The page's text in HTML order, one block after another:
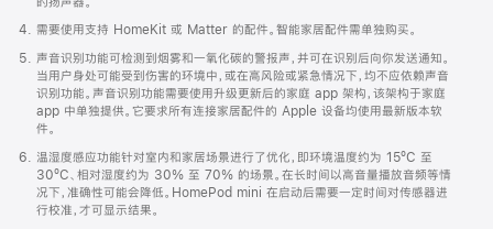
需要使用支持 HomeKit 或 Matter 的配件。智能家居配件需单独购买。
声音识别功能可检测到烟雾和一氧化碳的警报声，并可在识别后向你发送通知。
当用户身处可能受到伤害的环境中，或在高风险或紧急情况下，均不应依赖声音
识别功能。声音识别功能需要使用升级更新后的家庭 app 架构，该架构于家庭
app 中单独提供。它要求所有连接家居配件的 Apple 设备均使用最新版本软
件。
温湿度感应功能针对室内和家居场景进行了优化，即环境温度约为 15ºC 至
30ºC、相对湿度约为 30% 至 70% 的场景。在长时间以高音量播放音频等情
况下，准确性可能会降低。HomePod mini 在启动后需要一定时间对传感器进
行校准，才可显示结果。